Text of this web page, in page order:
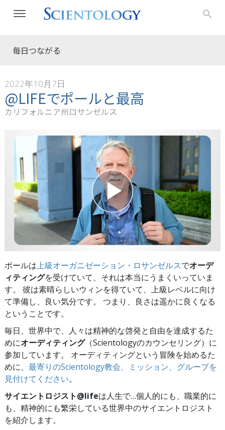
毎日つながる
2022年10月7日
@LIFEでポールと最高
カリフォルニア州ロサンゼルス
ポールは上級オーガニゼーション・ロサンゼルスでオーデ
ィティングを受けていて、それは本当にうまくいっていま
す。 彼は素晴らしいウィンを得ていて、上級レベルに向け
て準備し、良い気分です。 つまり、良さは遥かに良くなる
ということです。
毎日、世界中で、人々は精神的な啓発と自由を達成するた
めにオーディティング（Scientologyのカウンセリング）に
参加しています。 オーディティングという冒険を始めるた
めに、 最寄りのScientology教会、ミッション、グループを
見付けてください。
サイエントロジスト@lifeは人生で…個人的にも、 職業的に
も、精神的にも繁栄している世界中のサイエントロジスト
を紹介します。